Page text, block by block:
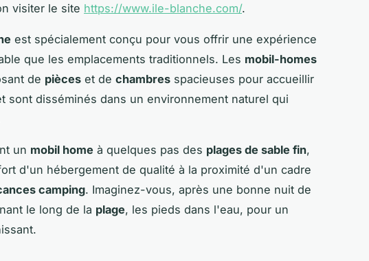
visiter le site https://www.ile-blanche.com/.
est spécialement conçu pour vous offrir une expérience
que les emplacements traditionnels. Les mobil-homes
de pièces et de chambres spacieuses pour accueillir
sont disséminés dans un environnement naturel qui
un mobil home à quelques pas des plages de sable fin,
d'un hébergement de qualité à la proximité d'un cadre
camping. Imaginez-vous, après une bonne nuit de
le long de la plage, les pieds dans l'eau, pour un